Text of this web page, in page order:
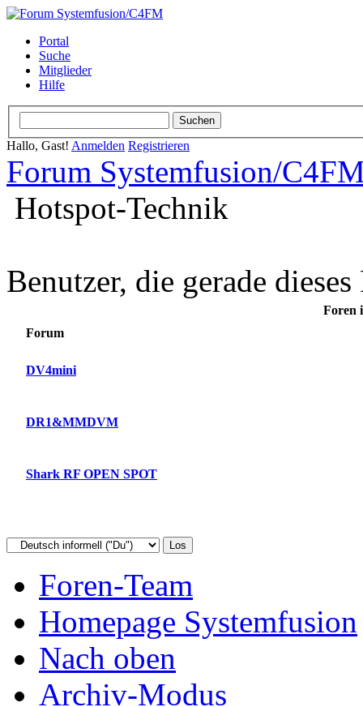
Portal
Suche
Mitglieder
Hilfe
Hallo, Gast! Anmelden Registrieren
Forum Systemfusion/
Hotspot-Technik
Benutzer, die gerade
Foren
Forum
DV4mini
DR1&MMDVM
Shark RF OPEN SPOT
Foren-Team
Homepage Systemfusion
Nach oben
Archiv-Modus